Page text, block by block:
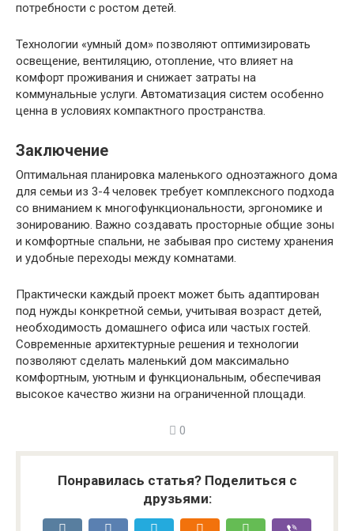
потребности с ростом детей.
Технологии «умный дом» позволяют оптимизировать
освещение, вентиляцию, отопление, что влияет на
комфорт проживания и снижает затраты на
коммунальные услуги. Автоматизация систем особенно
ценна в условиях компактного пространства.
Заключение
Оптимальная планировка маленького одноэтажного дома
для семьи из 3-4 человек требует комплексного подхода
со вниманием к многофункциональности, эргономике и
зонированию. Важно создавать просторные общие зоны
и комфортные спальни, не забывая про систему хранения
и удобные переходы между комнатами.
Практически каждый проект может быть адаптирован
под нужды конкретной семьи, учитывая возраст детей,
необходимость домашнего офиса или частых гостей.
Современные архитектурные решения и технологии
позволяют сделать маленький дом максимально
комфортным, уютным и функциональным, обеспечивая
высокое качество жизни на ограниченной площади.
0
Понравилась статья? Поделиться с
друзьями: